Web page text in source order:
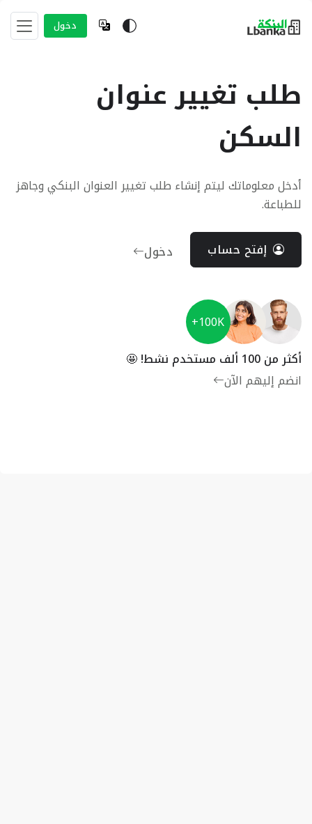
دخول
طلب تغيير عنوان
السكن
أدخل معلوماتك ليتم إنشاء طلب تغيير العنوان البنكي وجاهز
للطباعة.
إفتح حساب دخول
100K+
أكثر من 100 ألف مستخدم نشط! 🤩
انضم إليهم الآن